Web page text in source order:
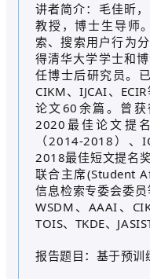
讲者简介：毛佳昕
教授，博士生导师
索、搜索用户行为
得清华大学学士和
任博士后研究员。
CIKM、IJCAI、
论文60余篇。曾获
2020最佳论文提
（2014-2018）、
2018最佳短文提名
联合主席(Student
信息检索专委会委员
WSDM、AAAI、
TOIS、TKDE、
报告题目：基于预训